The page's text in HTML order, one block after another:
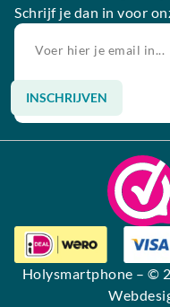
Schrijf je dan in voor
INSCHRIJVEN
Alternative:
Holysmartphone – ©